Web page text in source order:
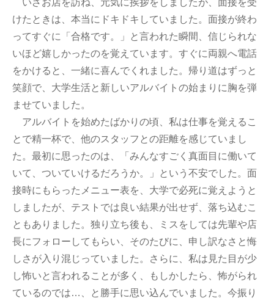
けたときは、本当にドキドキしていました。面接が終わ
ってすぐに「合格です。」と言われた瞬間、信じられな
いほど嬉しかったのを覚えています。すぐに両親へ電話
をかけると、一緒に喜んでくれました。帰り道はずっと
笑顔で、大学生活と新しいアルバイトの始まりに胸を弾
ませていました。
アルバイトを始めたばかりの頃、私は仕事を覚えるこ
とで精一杯で、他のスタッフとの距離を感じていまし
た。最初に思ったのは、「みんなすごく真面目に働いて
いて、ついていけるだろうか。」という不安でした。面
接時にもらったメニュー表を、大学で必死に覚えようと
しましたが、テストでは良い結果が出せず、落ち込むこ
ともありました。独り立ち後も、ミスをしては先輩や店
長にフォローしてもらい、そのたびに、申し訳なさと悔
しさが入り混じっていました。さらに、私は見た目が少
し怖いと言われることが多く、もしかしたら、怖がられ
ているのでは…、と勝手に思い込んでいました。今振り